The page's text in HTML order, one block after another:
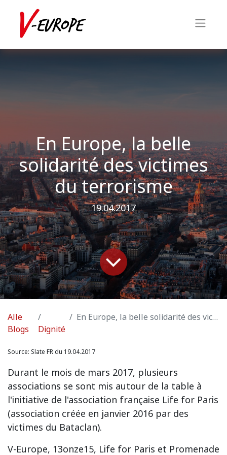
En Europe, la belle
solidarité des victimes
du terrorisme
19.04.2017
Alle
Blogs
Dignité
En Europe, la belle solidarité des victimes du terrorisme
Source: Slate FR du 19.04.2017
Durant le mois de mars 2017, plusieurs
associations se sont mis autour de la table à
l'initiative de l'association française Life for Paris
(association créée en janvier 2016 par des
victimes du Bataclan).
V-Europe, 13onze15, Life for Paris et Promenade